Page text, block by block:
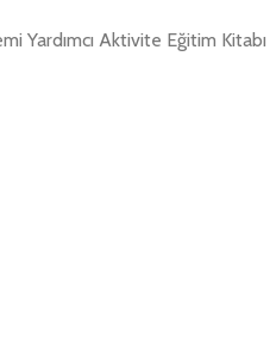
Yardımcı Aktivite Eğitim Kitabı